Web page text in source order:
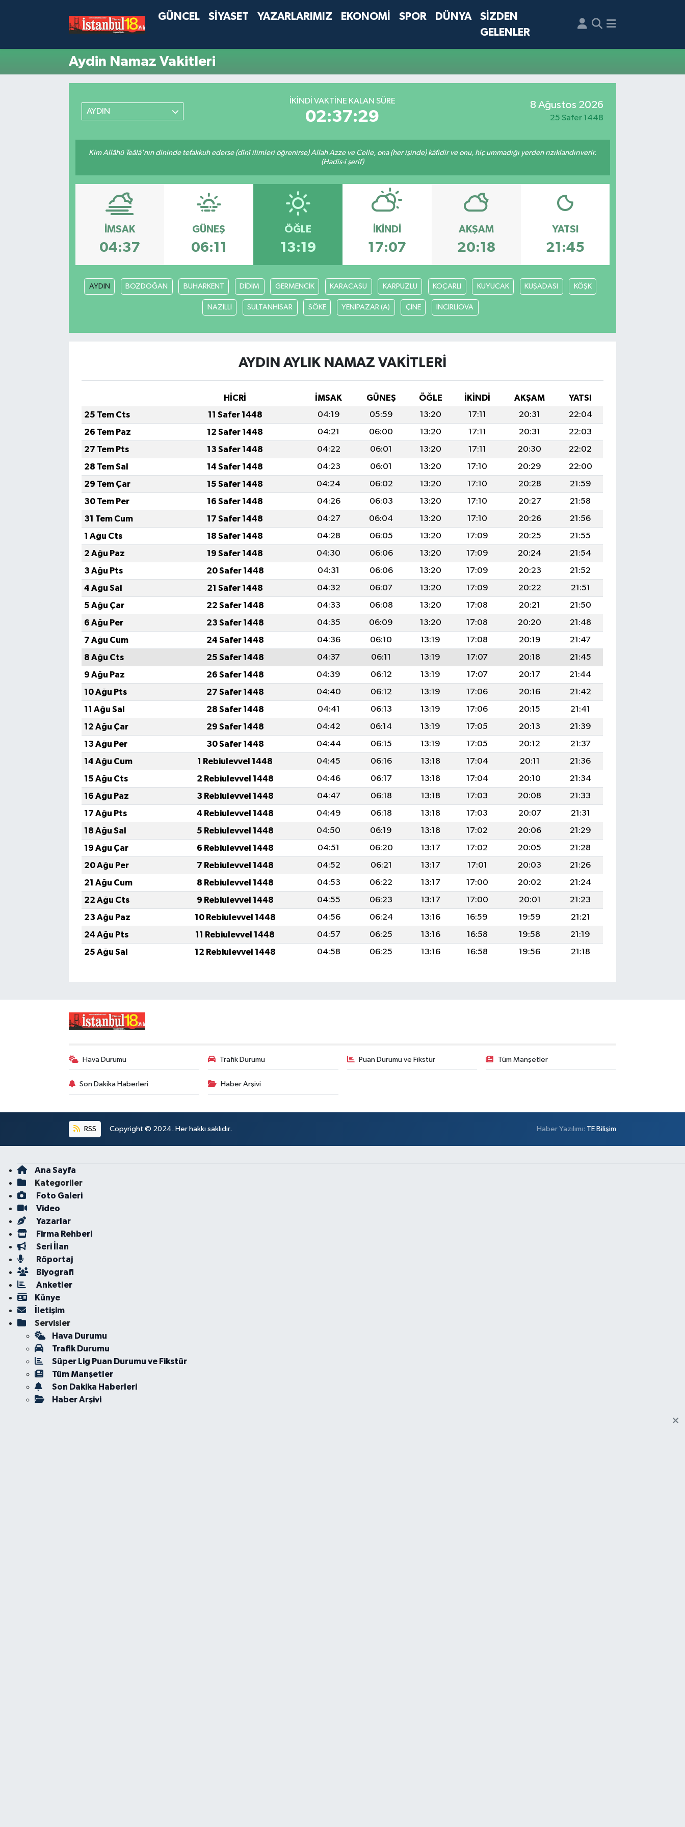
GÜNCEL SİYASET YAZARLARIMIZ EKONOMİ SPOR DÜNYA
SİZDEN
GELENLER
Aydin Namaz Vakitleri
AYDIN
İKINDI VAKTINE KALAN SÜRE
02:37:29
8 Ağustos 2026
25 Safer 1448
Kim Allâhü Teâlâ'nın dininde tefakkuh ederse (dînî ilimleri öğrenirse) Allah Azze ve Celle, ona (her işinde) kâfidir ve onu, hiç ummadığı yerden rızıklandırıverir.
(Hadis-i şerif)
İMSAK
04:37
GÜNEŞ
06:11
ÖĞLE
13:19
İKINDI
17:07
AKŞAM
20:18
YATSI
21:45
AYDIN BOZDOĞAN BUHARKENT DİDİM GERMENCİK KARACASU KARPUZLU KOÇARLI KUYUCAK KUŞADASI KÖŞK
NAZİLLİ SULTANHİSAR SÖKE YENİPAZAR (A) ÇİNE İNCİRLİOVA
AYDIN AYLIK NAMAZ VAKITLERI
HİCRİ İMSAK GÜNEŞ ÖĞLE İKINDI AKŞAM
YATSI
25 Tem Cts
11 Safer 1448 04:19 05:59 13:20 17:11 20:31
22:04
26 Tem Paz
12 Safer 1448 04:21 06:00 13:20 17:11 20:31
22:03
27 Tem Pts
13 Safer 1448 04:22 06:01 13:20 17:11 20:30
22:02
28 Tem Sal
14 Safer 1448 04:23 06:01 13:20 17:10 20:29
22:00
29 Tem Çar
15 Safer 1448 04:24 06:02 13:20 17:10 20:28
21:59
30 Tem Per
16 Safer 1448 04:26 06:03 13:20 17:10 20:27
21:58
31 Tem Cum
17 Safer 1448 04:27 06:04 13:20 17:10 20:26
21:56
1 Ağu Cts
18 Safer 1448 04:28 06:05 13:20 17:09 20:25
21:55
2 Ağu Paz
19 Safer 1448 04:30 06:06 13:20 17:09 20:24
21:54
3 Ağu Pts
20 Safer 1448 04:31 06:06 13:20 17:09 20:23
21:52
4 Ağu Sal
21 Safer 1448 04:32 06:07 13:20 17:09 20:22
21:51
5 Ağu Çar
22 Safer 1448 04:33 06:08 13:20 17:08 20:21
21:50
6 Ağu Per
23 Safer 1448 04:35 06:09 13:20 17:08 20:20
21:48
7 Ağu Cum
24 Safer 1448 04:36 06:10 13:19 17:08 20:19
21:47
8 Ağu Cts
25 Safer 1448 04:37 06:11 13:19 17:07 20:18
21:45
9 Ağu Paz
26 Safer 1448 04:39 06:12 13:19 17:07 20:17
21:44
10 Ağu Pts
27 Safer 1448 04:40 06:12 13:19 17:06 20:16
21:42
11 Ağu Sal
28 Safer 1448 04:41 06:13 13:19 17:06 20:15
21:41
12 Ağu Çar
29 Safer 1448 04:42 06:14 13:19 17:05 20:13
21:39
13 Ağu Per
30 Safer 1448 04:44 06:15 13:19 17:05 20:12
21:37
14 Ağu Cum
1 Rebiulevvel 1448 04:45 06:16 13:18 17:04 20:11
21:36
15 Ağu Cts
2 Rebiulevvel 1448 04:46 06:17 13:18 17:04 20:10
21:34
16 Ağu Paz
3 Rebiulevvel 1448 04:47 06:18 13:18 17:03 20:08
21:33
17 Ağu Pts
4 Rebiulevvel 1448 04:49 06:18 13:18 17:03 20:07
21:31
18 Ağu Sal
5 Rebiulevvel 1448 04:50 06:19 13:18 17:02 20:06
21:29
19 Ağu Çar
6 Rebiulevvel 1448 04:51 06:20 13:17 17:02 20:05
21:28
20 Ağu Per
7 Rebiulevvel 1448 04:52 06:21 13:17 17:01 20:03
21:26
21 Ağu Cum
8 Rebiulevvel 1448 04:53 06:22 13:17 17:00 20:02
21:24
22 Ağu Cts
9 Rebiulevvel 1448 04:55 06:23 13:17 17:00 20:01
21:23
23 Ağu Paz
10 Rebiulevvel 1448 04:56 06:24 13:16 16:59 19:59
21:21
24 Ağu Pts
11 Rebiulevvel 1448 04:57 06:25 13:16 16:58 19:58
21:19
25 Ağu Sal
12 Rebiulevvel 1448 04:58 06:25 13:16 16:58 19:56 21:18
Hava Durumu Trafik Durumu Puan Durumu ve Fikstür Tüm Manşetler
Son Dakika Haberleri Haber Arşivi
RSS Copyright © 2024. Her hakkı saklıdır. Haber Yazılımı: TE Bilişim
Ana Sayfa
Kategoriler
Foto Galeri
Video
Yazarlar
Firma Rehberi
Seri İlan
Röportaj
Biyografi
Anketler
Künye
İletişim
Servisler
Hava Durumu
Trafik Durumu
Süper Lig Puan Durumu ve Fikstür
Tüm Manşetler
Son Dakika Haberleri
Haber Arşivi